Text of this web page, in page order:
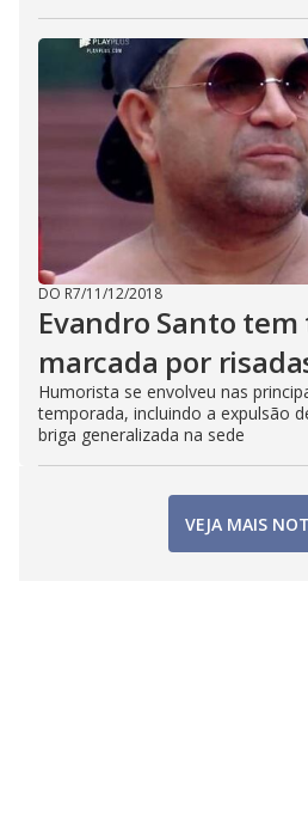
DO R7/11/12/2018
Evandro Santo
marcada por
Humorista se envolveu nas
temporada, incluindo a expulsão
briga generalizada na sede
VEJA MAIS